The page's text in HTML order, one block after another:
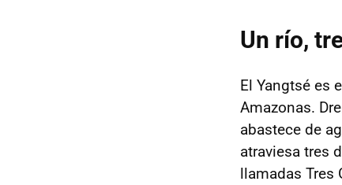
Un río,
El Yangtsé es
Amazonas.
abastece de
atraviesa tres
llamadas Tres